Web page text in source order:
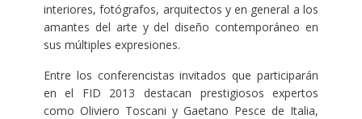
interiores, fotógrafos, arquitectos y en general a los
amantes del arte y del diseño contemporáneo en
sus múltiples expresiones.
Entre los conferencistas invitados que participarán
en el FID 2013 destacan prestigiosos expertos
como Oliviero Toscani y Gaetano Pesce de Italia,